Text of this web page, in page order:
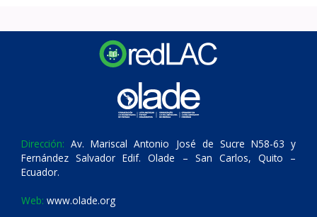
Dirección: Av. Mariscal Antonio José de Sucre N58-63 y
Fernández Salvador Edif. Olade – San Carlos, Quito –
Ecuador.
Web: www.olade.org